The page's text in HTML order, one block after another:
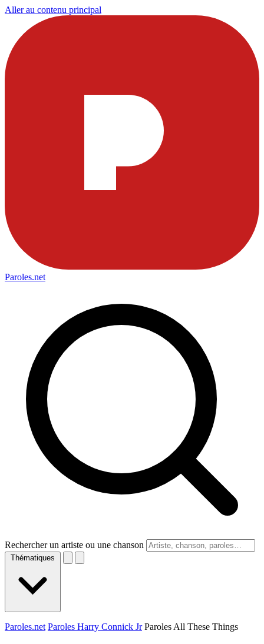
Aller au contenu principal
Paroles.net
Rechercher un artiste ou une chanson
Thématiques
Paroles.net Paroles Harry Connick Jr Paroles All These Things